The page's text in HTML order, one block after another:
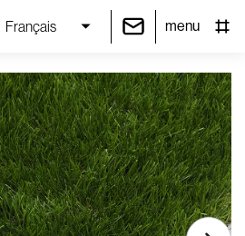
Français menu